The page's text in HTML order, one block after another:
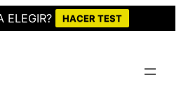
ELEGIR? HACER TEST